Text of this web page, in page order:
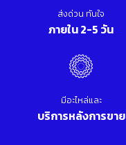
ส่งด่วน ทันใจ
ภายใน 2-5 วัน
มีอะไหล่และ
บริการหลังการขาย